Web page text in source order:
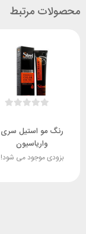
محصولات مرتبط
رنگ مو استیل سری
واریاسیون
بزودی موجود می شود!